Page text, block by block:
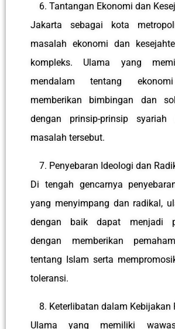
Tantangan Ekonomi dan
Jakarta sebagai kota
masalah ekonomi dan
kompleks. Ulama yang
mendalam tentang
memberikan bimbingan dan
dengan prinsip-prinsip syariah
masalah tersebut.
Penyebaran Ideologi dan
Di tengah gencarnya
yang menyimpang dan radikal,
dengan baik dapat menjadi
dengan memberikan
tentang Islam serta
toleransi.
Keterlibatan dalam Kebijakan
Ulama yang memiliki